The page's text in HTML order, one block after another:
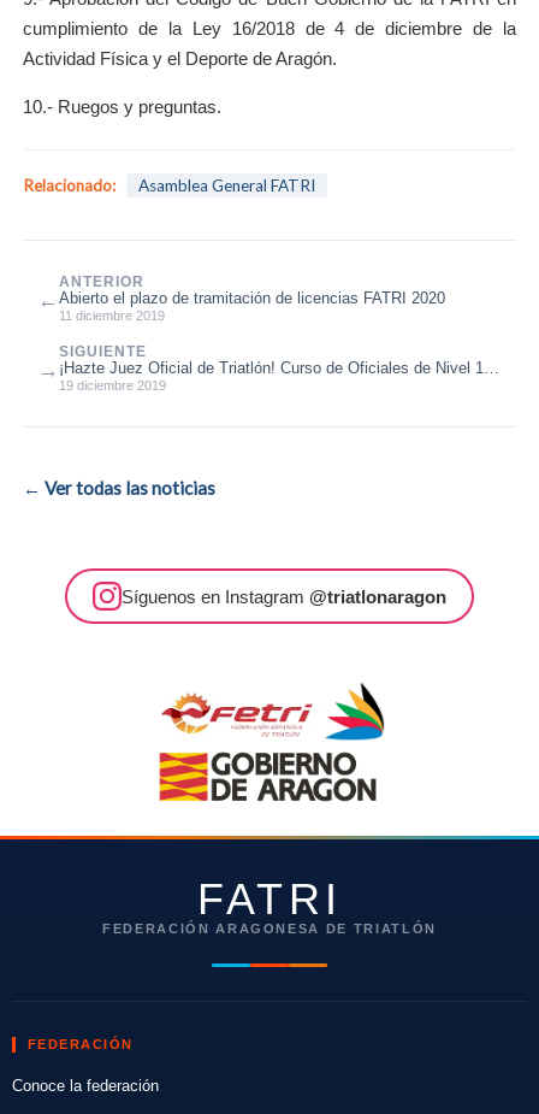
cumplimiento de la Ley 16/2018 de 4 de diciembre de la
Actividad Física y el Deporte de Aragón.
10.- Ruegos y preguntas.
Relacionado: Asamblea General FATRI
←
ANTERIOR
Abierto el plazo de tramitación de licencias FATRI 2020
11 diciembre 2019
SIGUIENTE
¡Hazte Juez Oficial de Triatlón! Curso de Oficiales de Nivel 1 el
17 y 18 de ene...
19 diciembre 2019
→
← Ver todas las noticias
Síguenos en Instagram @triatlonaragon
FATRI
FEDERACIÓN ARAGONESA DE TRIATLÓN
FEDERACIÓN
Conoce la federación